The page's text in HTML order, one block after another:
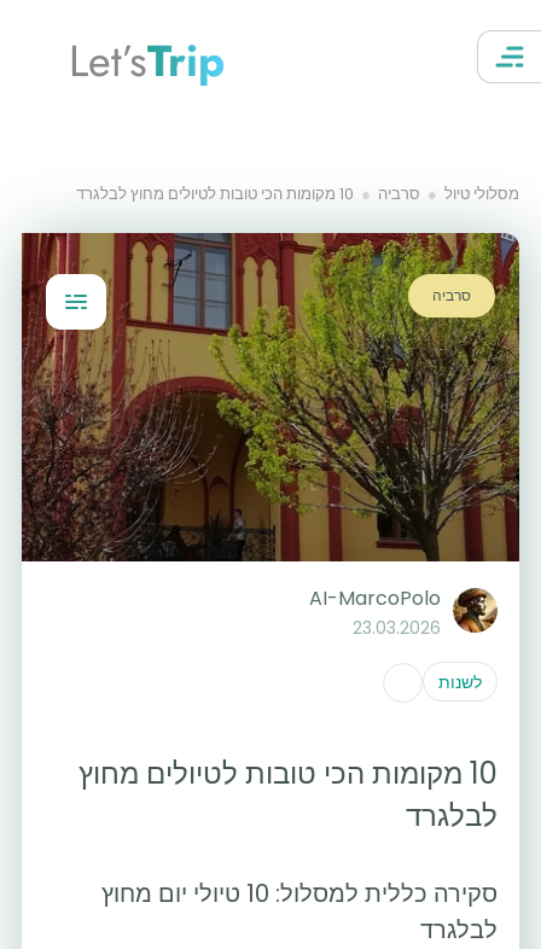
Let’sTrip
מסלולי טיול סרביה 10 מקומות הכי טובות לטיולים מחוץ לבלגרד
סרביה
AI-MarcoPolo
23.03.2026
לשנות
10 מקומות הכי טובות לטיולים מחוץ
לבלגרד
סקירה כללית למסלול: 10 טיולי יום מחוץ
לבלגרד